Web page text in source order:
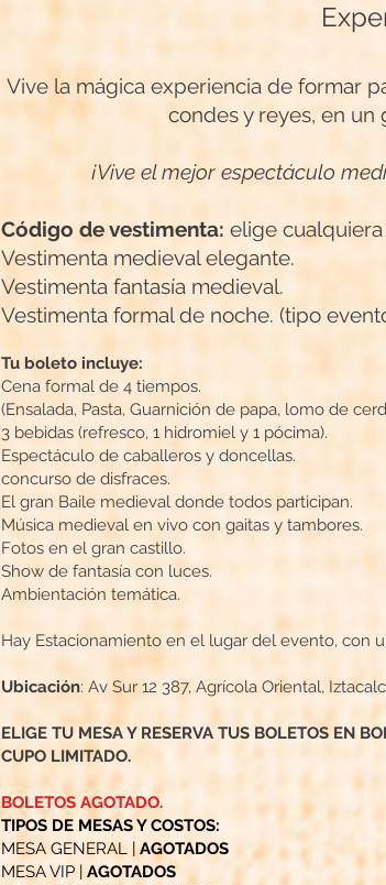
Vive la mágica experiencia de formar
condes y reyes, en un
¡Vive el mejor espectáculo
Código de vestimenta: elige
Vestimenta medieval elegante.
Vestimenta fantasía medieval.
Vestimenta formal de noche. (tipo
Tu boleto incluye:
Cena formal de 4 tiempos.
(Ensalada, Pasta, Guarnición de papa, lomo de
3 bebidas (refresco, 1 hidromiel y 1 pócima).
Espectáculo de caballeros y doncellas.
concurso de disfraces.
El gran Baile medieval donde todos participan.
Música medieval en vivo con gaitas y tambores.
Fotos en el gran castillo.
Show de fantasía con luces.
Ambientación temática.
Hay Estacionamiento en el lugar del evento, con
Ubicación: Av Sur 12 387, Agrícola Oriental,
ELIGE TU MESA Y RESERVA TUS BOLETOS EN
CUPO LIMITADO.
BOLETOS AGOTADO.
TIPOS DE MESAS Y COSTOS:​
MESA GENERAL |AGOTADOS
MESA VIP | AGOTADOS